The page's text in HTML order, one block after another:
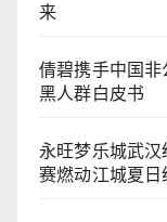
来
倩碧携手中国
黑人群白皮书
永旺梦乐城武汉
赛燃动江城夏日